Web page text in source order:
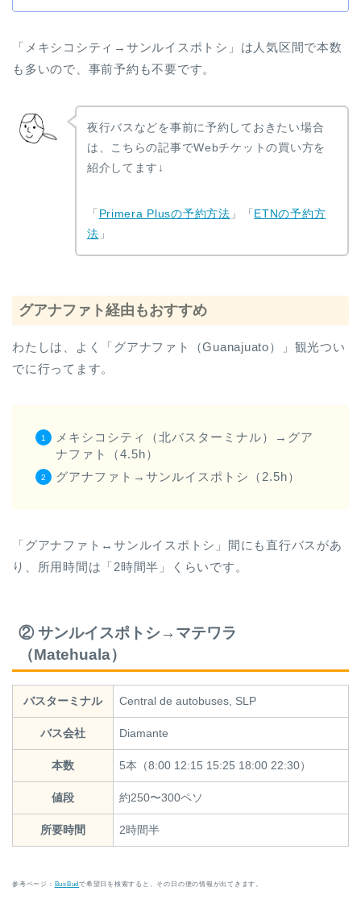
「メキシコシティ→サンルイスポトシ」は人気区間で本数
も多いので、事前予約も不要です。
夜行バスなどを事前に予約しておきたい場合
は、こちらの記事でWebチケットの買い方を
紹介してます↓
「 Primera Plusの予約方法 」「 ETNの予約方
法 」
グアナファト経由もおすすめ
わたしは、よく「グアナファト（Guanajuato）」観光つい
でに行ってます。
メキシコシティ（北バスターミナル）→グア
ナファト（4.5h）
グアナファト→サンルイスポトシ（2.5h）
「グアナファト↔︎サンルイスポトシ」間にも直行バスがあ
り、所用時間は「2時間半」くらいです。
② サンルイスポトシ→マテワラ
（Matehuala）
バスターミナル Central de autobuses, SLP
バス会社 Diamante
本数 5本（8:00 12:15 15:25 18:00 22:30）
値段 約250〜300ペソ
所要時間 2時間半
参考ページ： BusBudで希望日を検索すると、その日の便の情報が出てきます。